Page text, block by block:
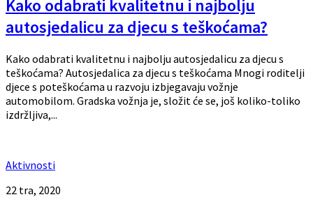
Kako odabrati kvalitetnu i najbolju
autosjedalicu za djecu s teškoćama?
Kako odabrati kvalitetnu i najbolju autosjedalicu za djecu s
teškoćama? Autosjedalica za djecu s teškoćama Mnogi roditelji
djece s poteškoćama u razvoju izbjegavaju vožnje
automobilom. Gradska vožnja je, složit će se, još koliko-toliko
izdržljiva,...
Aktivnosti
22 tra, 2020